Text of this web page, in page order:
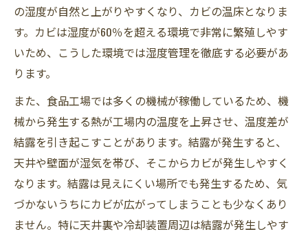
の湿度が自然と上がりやすくなり、カビの温床となりま
す。カビは湿度が60％を超える環境で非常に繁殖しやす
いため、こうした環境では湿度管理を徹底する必要があ
ります。
また、食品工場では多くの機械が稼働しているため、機
械から発生する熱が工場内の温度を上昇させ、温度差が
結露を引き起こすことがあります。結露が発生すると、
天井や壁面が湿気を帯び、そこからカビが発生しやすく
なります。結露は見えにくい場所でも発生するため、気
づかないうちにカビが広がってしまうことも少なくあり
ません。特に天井裏や冷却装置周辺は結露が発生しやす